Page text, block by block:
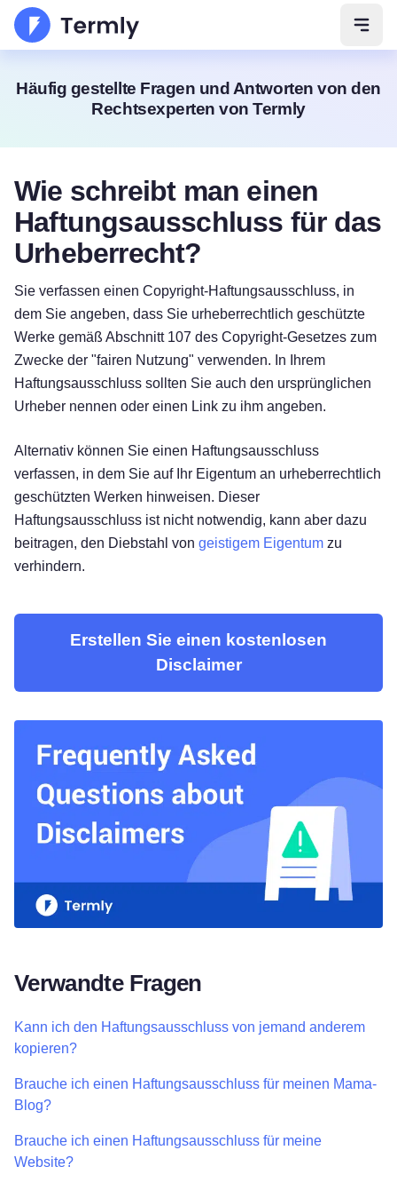
Häufig gestellte Fragen und Antworten von den
Rechtsexperten von Termly
Wie schreibt man einen
Haftungsausschluss für das
Urheberrecht?
Sie verfassen einen Copyright-Haftungsausschluss, in
dem Sie angeben, dass Sie urheberrechtlich geschützte
Werke gemäß Abschnitt 107 des Copyright-Gesetzes zum
Zwecke der "fairen Nutzung" verwenden. In Ihrem
Haftungsausschluss sollten Sie auch den ursprünglichen
Urheber nennen oder einen Link zu ihm angeben.
Alternativ können Sie einen Haftungsausschluss
verfassen, in dem Sie auf Ihr Eigentum an urheberrechtlich
geschützten Werken hinweisen. Dieser
Haftungsausschluss ist nicht notwendig, kann aber dazu
beitragen, den Diebstahl von geistigem Eigentum zu
verhindern.
Erstellen Sie einen kostenlosen
Disclaimer
Verwandte Fragen
Kann ich den Haftungsausschluss von jemand anderem
kopieren?
Brauche ich einen Haftungsausschluss für meinen Mama-
Blog?
Brauche ich einen Haftungsausschluss für meine
Website?